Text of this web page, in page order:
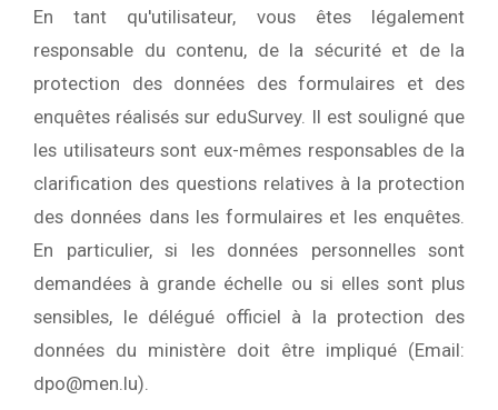
En tant qu'utilisateur, vous êtes légalement
responsable du contenu, de la sécurité et de la
protection des données des formulaires et des
enquêtes réalisés sur eduSurvey. Il est souligné que
les utilisateurs sont eux-mêmes responsables de la
clarification des questions relatives à la protection
des données dans les formulaires et les enquêtes.
En particulier, si les données personnelles sont
demandées à grande échelle ou si elles sont plus
sensibles, le délégué officiel à la protection des
données du ministère doit être impliqué (Email:
dpo@men.lu).